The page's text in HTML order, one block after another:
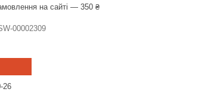
на сайті — 350 ₴
00002309
26